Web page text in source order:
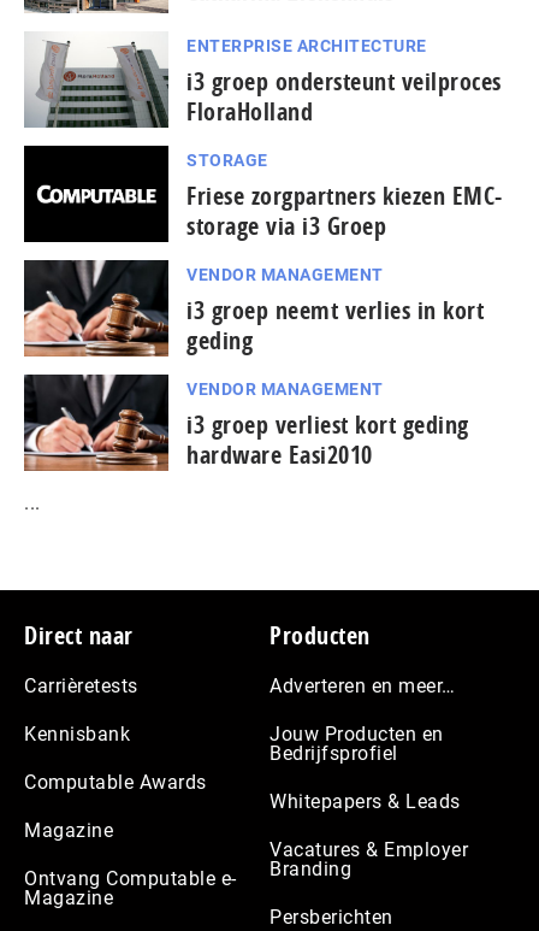
ENTERPRISE ARCHITECTURE
i3 groep ondersteunt veilproces
FloraHolland
STORAGE
Friese zorgpartners kiezen EMC-
storage via i3 Groep
VENDOR MANAGEMENT
i3 groep neemt verlies in kort
geding
VENDOR MANAGEMENT
i3 groep verliest kort geding
hardware Easi2010
...
Footer
Direct naar
Carrièretests
Kennisbank
Computable Awards
Magazine
Ontvang Computable e-
Magazine
Producten
Adverteren en meer…
Jouw Producten en
Bedrijfsprofiel
Whitepapers & Leads
Vacatures & Employer
Branding
Persberichten